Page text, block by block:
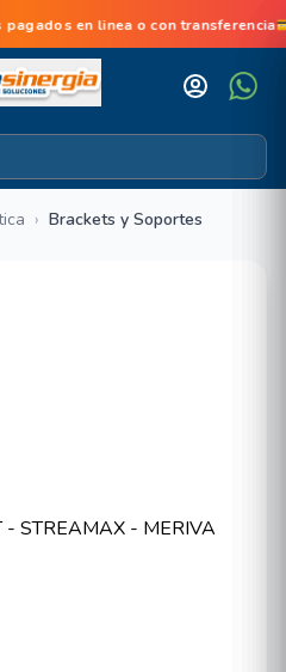
en linea o con
› Brackets y Soportes